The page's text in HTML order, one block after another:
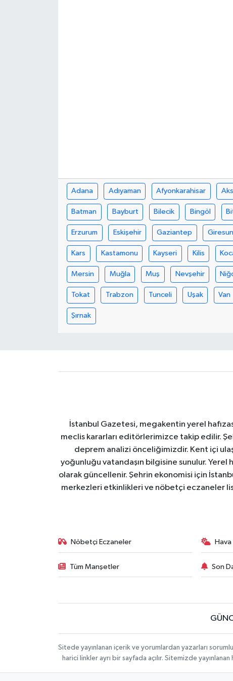
Adana Adıyaman Afyonkarahisar
Batman Bayburt Bilecik Bingöl
Erzurum Eskişehir Gaziantep Giresun
Kars Kastamonu Kayseri Kilis
Mersin Muğla Muş Nevşehir
Tokat Trabzon Tunceli Uşak Van
Şırnak
İstanbul Gazetesi, megakentin yerel
meclis kararları editörlerimizce takip edilir.
deprem analizi önceliğimizdir. Kent içi
yoğunluğu vatandaşın bilgisine sunulur. Yerel
olarak güncellenir. Şehrin ekonomisi için
merkezleri etkinlikleri ve nöbetçi eczaneler
Nöbetçi Eczaneler
Tüm Manşetler Son
Sitede yayınlanan içerik ve yorumlardan yazarları
harici linkler ayrı bir sayfada açılır. Sitemizde